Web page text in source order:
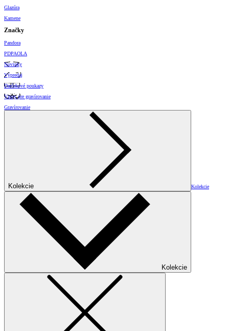
Glazúra
Kamene
Značky
Pandora
PDPAOLA
Novinky
Výpredaj
Darčekové poukazy
Vzory pre gravírovanie
Gravírovanie
Kolekcie Kolekcie
Kolekcie